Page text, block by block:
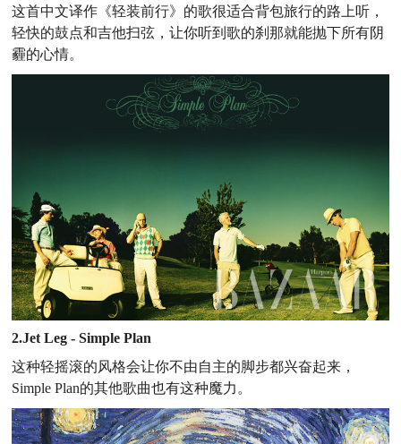
这首中文译作《轻装前行》的歌很适合背包旅行的路上听，
轻快的鼓点和吉他扫弦，让你听到歌的刹那就能抛下所有阴
霾的心情。
2.Jet Leg - Simple Plan
这种轻摇滚的风格会让你不由自主的脚步都兴奋起来，
Simple Plan的其他歌曲也有这种魔力。